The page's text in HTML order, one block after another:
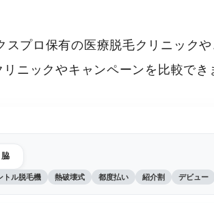
プロ保有の医療脱毛クリニック
ニックやキャンペーンを比較でき
脇
トル脱毛機 熱破壊式 都度払い 紹介割 デビュー